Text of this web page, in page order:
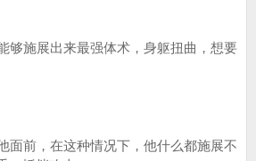
够施展出来最强体术，身躯扭曲，想要
前，在这种情况下，他什么都施展不